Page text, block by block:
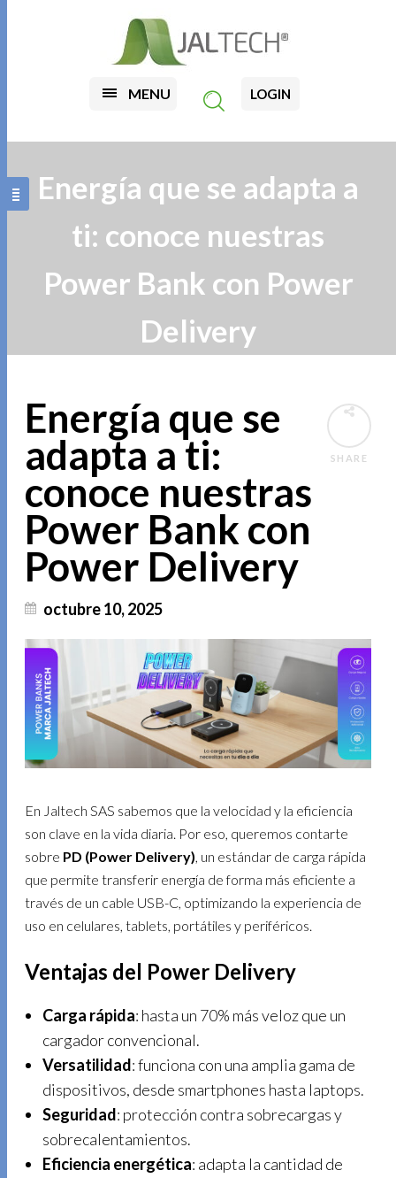
MENU LOGIN
Energía que se adapta a
ti: conoce nuestras
Power Bank con Power
Delivery
SHARE
Energía que se
adapta a ti:
conoce nuestras
Power Bank con
Power Delivery
octubre 10, 2025
En Jaltech SAS sabemos que la velocidad y la eficiencia
son clave en la vida diaria. Por eso, queremos contarte
sobre PD (Power Delivery) , un estándar de carga rápida
que permite transferir energía de forma más eficiente a
través de un cable USB-C, optimizando la experiencia de
uso en celulares, tablets, portátiles y periféricos.
Ventajas del Power Delivery
Carga rápida: hasta un 70% más veloz que un
cargador convencional.
Versatilidad: funciona con una amplia gama de
dispositivos, desde smartphones hasta laptops.
Seguridad: protección contra sobrecargas y
sobrecalentamientos.
Eficiencia energética: adapta la cantidad de